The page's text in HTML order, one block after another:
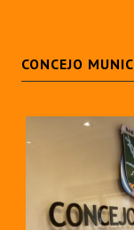
CONCEJO